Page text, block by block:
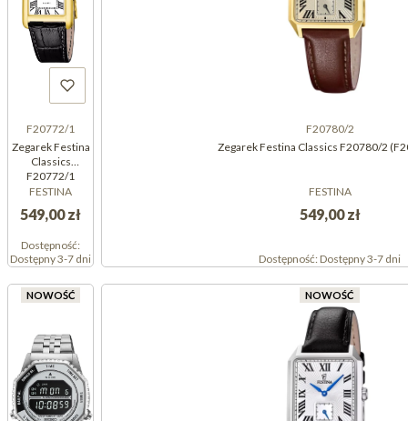
F20772/1
Zegarek Festina
Classics
F20772/1
(F207721)
FESTINA
549,00 zł
Dostępność:
Dostępny 3-7 dni
F20780/2
Zegarek Festina Classics F20780/2
FESTINA
549,00 zł
Dostępność:Dostępny 3-7 dni
NOWOŚĆ NOWOŚĆ